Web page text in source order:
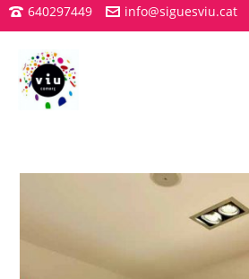
640297449 info@siguesviu.cat